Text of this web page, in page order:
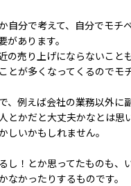
自分で考えて、自分でモチ
があります。
の売り上げにならないこと
とが多くなってくるのでモ
、例えば会社の業務以外に
とかだと大丈夫かなとは思
しいかもしれません。
し！とか思ってたものも、
なかったりするものです。